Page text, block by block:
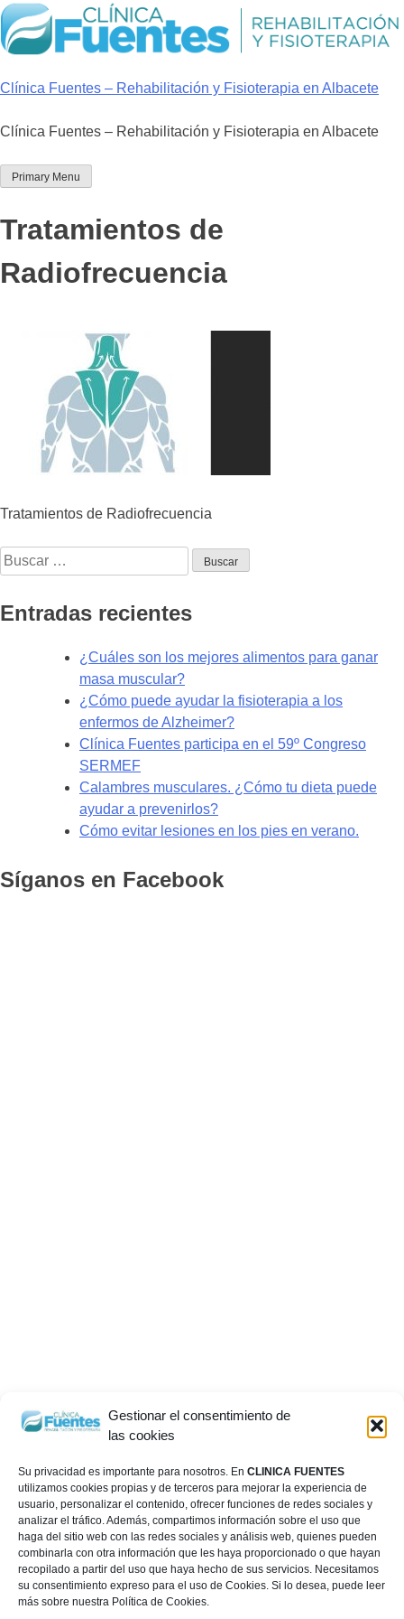
Gestionar el consentimiento de
las cookies
Su privacidad es importante para nosotros. En CLINICA FUENTES
utilizamos cookies propias y de terceros para mejorar la experiencia de
usuario, personalizar el contenido, ofrecer funciones de redes sociales y
analizar el tráfico. Además, compartimos información sobre el uso que
haga del sitio web con las redes sociales y análisis web, quienes pueden
combinarla con otra información que les haya proporcionado o que hayan
recopilado a partir del uso que haya hecho de sus servicios. Necesitamos
su consentimiento expreso para el uso de Cookies. Si lo desea, puede leer
más sobre nuestra Política de Cookies.
Skip
to
content
Clínica Fuentes – Rehabilitación y Fisioterapia en Albacete
Clínica Fuentes – Rehabilitación y Fisioterapia en Albacete
Primary Menu
Tratamientos de
Radiofrecuencia
Tratamientos de Radiofrecuencia
Buscar:
Entradas recientes
¿Cuáles son los mejores alimentos para ganar
masa muscular?
¿Cómo puede ayudar la fisioterapia a los
enfermos de Alzheimer?
Clínica Fuentes participa en el 59º Congreso
SERMEF
Calambres musculares. ¿Cómo tu dieta puede
ayudar a prevenirlos?
Cómo evitar lesiones en los pies en verano.
Síganos en Facebook